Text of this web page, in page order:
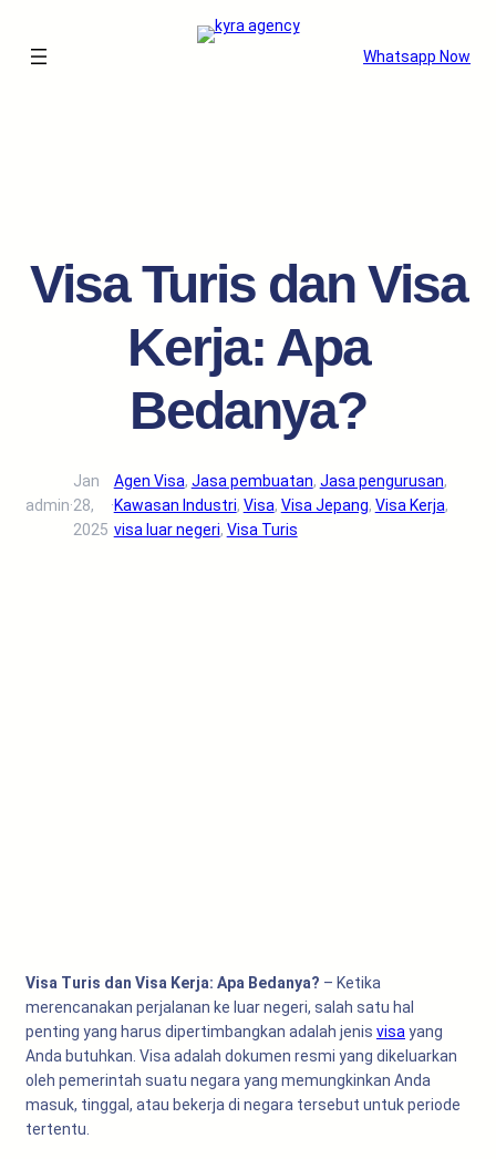
Whatsapp Now
Visa Turis dan Visa
Kerja: Apa
Bedanya?
admin·
Jan
28,
2025
·
Agen Visa, Jasa pembuatan, Jasa pengurusan
Kawasan Industri, Visa, Visa Jepang, Visa Kerja
visa luar negeri, Visa Turis
Visa Turis dan Visa Kerja: Apa Bedanya? – Ketika
merencanakan perjalanan ke luar negeri, salah satu hal
penting yang harus dipertimbangkan adalah jenis visa yang
Anda butuhkan. Visa adalah dokumen resmi yang dikeluarkan
oleh pemerintah suatu negara yang memungkinkan Anda
masuk, tinggal, atau bekerja di negara tersebut untuk periode
tertentu.